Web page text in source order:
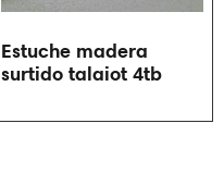
Estuche madera
surtido talaiot 4tb